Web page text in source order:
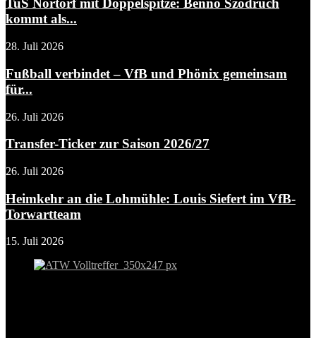
TuS Nortorf mit Doppelspitze: Benno Szodruch
kommt als...
28. Juli 2026
Fußball verbindet – VfB und Phönix gemeinsam
für...
26. Juli 2026
Transfer-Ticker zur Saison 2026/27
26. Juli 2026
Heimkehr an die Lohmühle: Louis Siefert im VfB-
Torwartteam
15. Juli 2026